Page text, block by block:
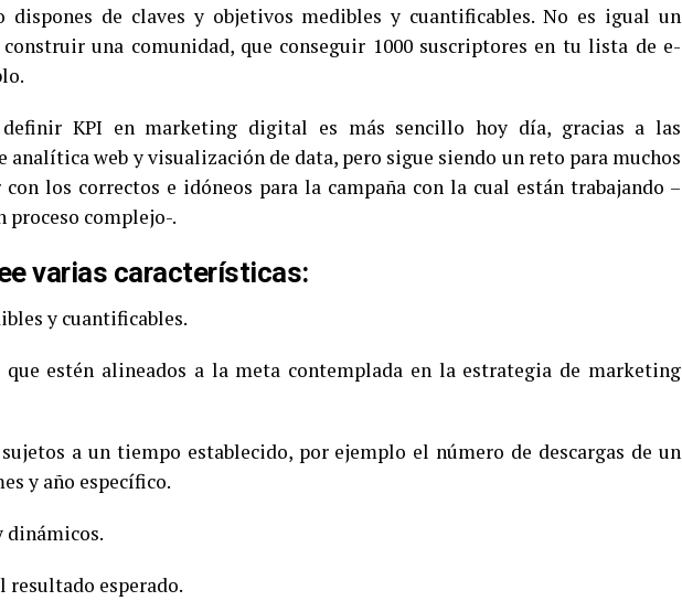
dispones de claves y objetivos medibles y cuantificables. No es igual un
una comunidad, que conseguir 1000 suscriptores en tu lista de e-
KPI en marketing digital es más sencillo hoy día, gracias a las
analítica web y visualización de data, pero sigue siendo un reto para muchos
los correctos e idóneos para la campaña con la cual están trabajando –
proceso complejo-.
varias características:
y cuantificables.
estén alineados a la meta contemplada en la estrategia de marketing
a un tiempo establecido, por ejemplo el número de descargas de un
y año específico.
dinámicos.
resultado esperado.